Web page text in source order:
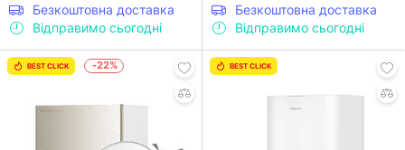
Безкоштовна доставка
Відправимо сьогодні
Безкоштовна доставка
Відправимо сьогодні
BEST CLICK -22% BEST CLICK